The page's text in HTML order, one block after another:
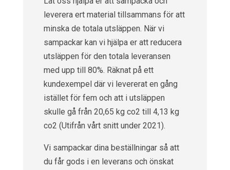
leverera ert material tillsammans för att
minska de totala utsläppen. När vi
sampackar kan vi hjälpa er att reducera
utsläppen för den totala leveransen
med upp till 80%. Räknat på ett
kundexempel där vi levererat en gång
istället för fem och att i utsläppen
skulle gå från 20,65 kg co2 till 4,13 kg
co2 (Utifrån vårt snitt under 2021).
Vi sampackar dina beställningar så att
du får gods i en leverans och önskat